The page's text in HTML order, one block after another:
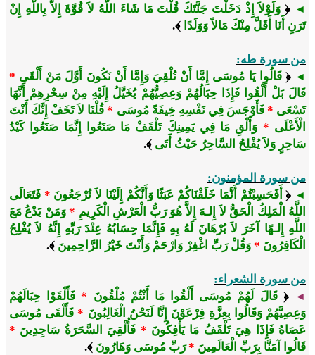
◄ ﴿ وَلَوْلاَ إِذْ دَخَلْتَ جَنَّتَكَ قُلْتَ مَا شَاءَ اللَّهُ لاَ قُوَّةَ إِلاَّ بِاللَّهِ إِنْ
تَرَنِ أَنَا أَقَلَّ مِنْكَ مَالاً وَوَلَدًا ﴾.
من سورة طه:
◄ ﴿قَالُوا يَا مُوسَى إِمَّا أَنْ تُلْقِيَ وَإِمَّا أَنْ نَكُونَ أَوَّلَ مَنْ أَلْقَى *
قَالَ بَلْ أَلْقُوا فَإِذَا حِبَالُهُمْ وَعِصِيُّهُمْ يُخَيَّلُ إِلَيْهِ مِنْ سِحْرِهِمْ أَنَّهَا
تَسْعَى * فَأَوْجَسَ فِي نَفْسِهِ خِيفَةً مُوسَى *قُلْنَا لاَ تَخَفْ إِنَّكَ أَنْتَ
الْأَعْلَى * وَأَلْقِ مَا فِي يَمِينِكَ تَلْقَفْ مَا صَنَعُوا إِنَّمَا صَنَعُوا كَيْدُ
سَاحِرٍ وَلاَ يُفْلِحُ السَّاحِرُ حَيْثُ أَتَى ﴾.
من سورة المؤمنون:
◄ ﴿ أَفَحَسِبْتُمْ أَنَّمَا خَلَقْنَاكُمْ عَبَثًا وَأَنَّكُمْ إِلَيْنَا لاَ تُرْجَعُونَ * فَتَعَالَى
اللَّهُ الْمَلِكُ الْحَقُّ لاَ إِلـهَ إِلاَّ هُوَ رَبُّ الْعَرْشِ الْكَرِيمِ *وَمَنْ يَدْعُ مَعَ
اللَّهِ إِلـهًا آخَرَ لاَ بُرْهَانَ لَهُ بِهِ فَإِنَّمَا حِسَابُهُ عِنْدَ رَبِّهِ إِنَّهُ لاَ يُفْلِحُ
الْكَافِرُونَ * وَقُلْ رَبِّ اغْفِرْ وَارْحَمْ وَأَنْتَ خَيْرُ الرَّاحِمِينَ ﴾.
من سورة الشعراء:
◄ ﴿قَالَ لَهُمْ مُوسَى أَلْقُوا مَا أَنْتُمْ مُلْقُونَ *فَأَلْقَوْا حِبَالَهُمْ
وَعِصِيَّهُمْ وَقَالُوا بِعِزَّةِ فِرْعَوْنَ إِنَّا لَنَحْنُ الْغَالِبُونَ *فَأَلْقَى مُوسَى
عَصَاهُ فَإِذَا هِيَ تَلْقَفُ مَا يَأْفِكُونَ * فَأُلْقِيَ السَّحَرَةُ سَاجِدِينَ *
قَالُوا آمَنَّا بِرَبِّ الْعَالَمِينَ *رَبِّ مُوسَى وَهَارُونَ ﴾.